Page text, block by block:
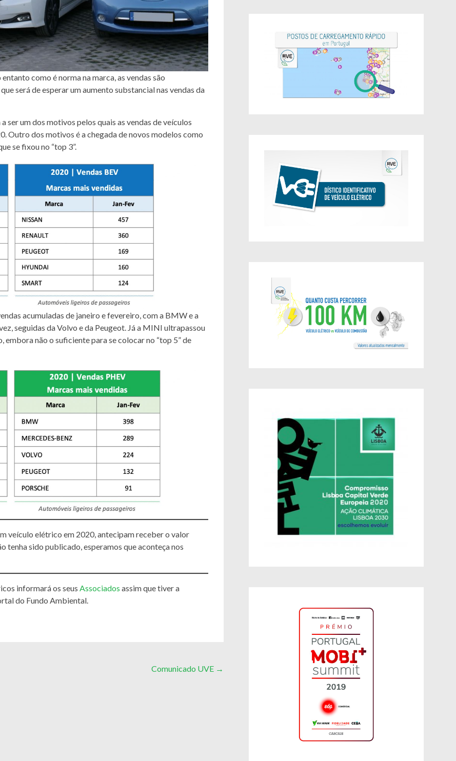
como é norma na marca, as vendas são
será de esperar um aumento substancial nas vendas da
um dos motivos pelos quais as vendas de veículos
Outro dos motivos é a chegada de novos modelos como
se fixou no “top 3”.
acumuladas de janeiro e fevereiro, com a BMW e a
seguidas da Volvo e da Peugeot. Já a MINI ultrapassou
embora não o suficiente para se colocar no “top 5” de
veículo elétrico em 2020, antecipam receber o valor
tenha sido publicado, esperamos que aconteça nos
informará os seus Associados assim que tiver a
do Fundo Ambiental.
Comunicado UVE →